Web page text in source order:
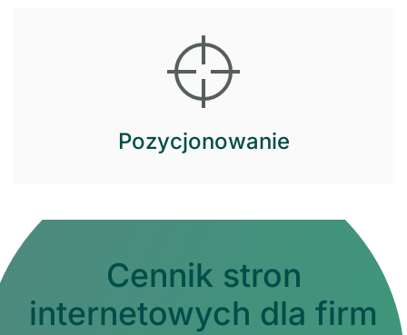
Pozycjonowanie
Cennik stron
internetowych dla firm